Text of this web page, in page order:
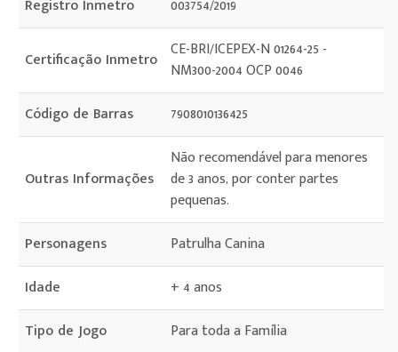
Registro Inmetro 003754/2019
Certificação Inmetro CE-BRI/ICEPEX-N 01264-25 -
NM300-2004 OCP 0046
Código de Barras
7908010136425
Outras Informações
Não recomendável para menores
de 3 anos, por conter partes
pequenas.
Personagens
Patrulha Canina
Idade
+ 4 anos
Tipo de Jogo
Para toda a Família